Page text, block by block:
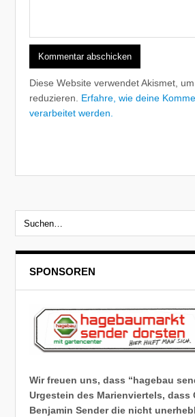
Diese Website verwendet Akismet,
reduzieren. Erfahre, wie deine
verarbeitet werden.
SPONSOREN
Wir freuen uns, dass “hagebau
Urgestein des Marienviertels, dass
Benjamin Sender die nicht